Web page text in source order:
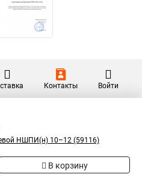
Контакты Войти
НШПИ(н) 10–12 (59116)
В корзину